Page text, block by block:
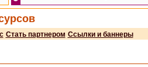
Стать партнером Ссылки и баннеры